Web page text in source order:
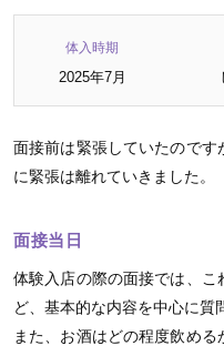
体入時期
2025年7月
面接前は緊張していたので
に緊張は離れていきました。
面接当日
体験入店の際の面接では、
ど、基本的な内容を中心に質
また、お酒はどの程度飲め